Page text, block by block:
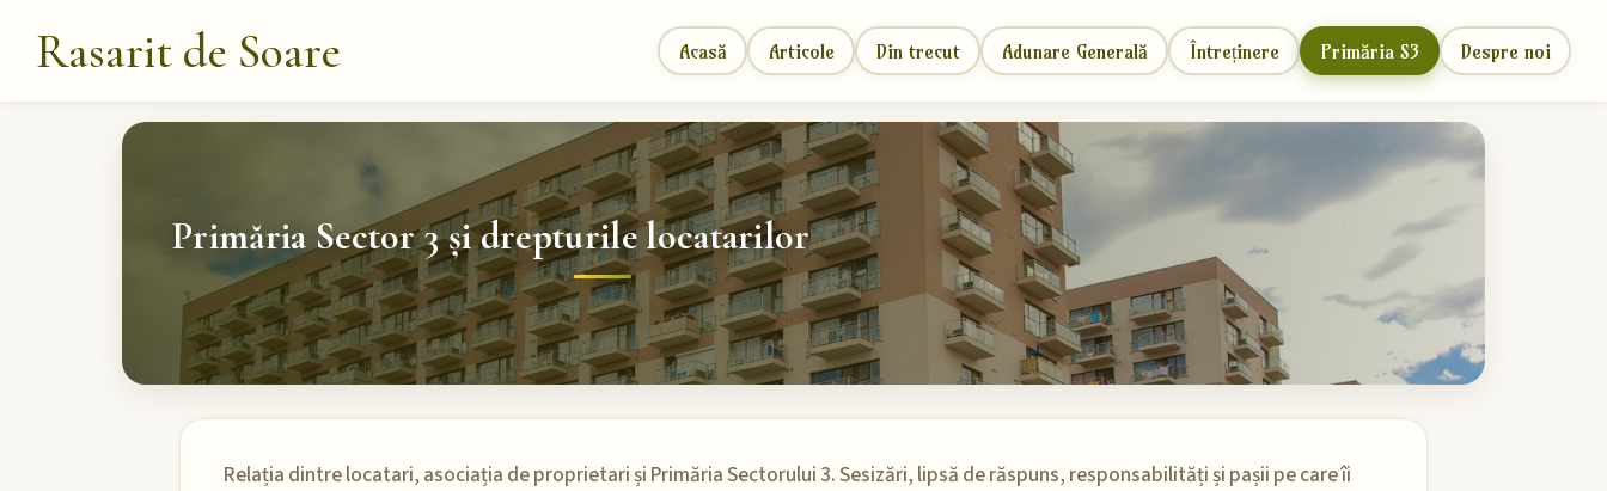
Rasarit de Soare Acasă Articole Din trecut Adunare Generală Întreținere Primăria S3 Despre noi
Primăria Sector 3 și drepturile locatarilor
Relația dintre locatari, asociația de proprietari și Primăria Sectorului 3. Sesizări, lipsă de răspuns, responsabilități și pașii pe care îi